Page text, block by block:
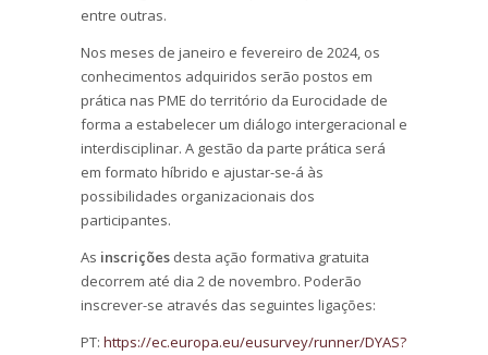
entre outras.
Nos meses de janeiro e fevereiro de 2024, os
conhecimentos adquiridos serão postos em
prática nas PME do território da Eurocidade de
forma a estabelecer um diálogo intergeracional e
interdisciplinar. A gestão da parte prática será
em formato híbrido e ajustar-se-á às
possibilidades organizacionais dos
participantes.
As inscrições desta ação formativa gratuita
decorrem até dia 2 de novembro. Poderão
inscrever-se através das seguintes ligações:
PT: https://ec.europa.eu/eusurvey/runner/DYAS?